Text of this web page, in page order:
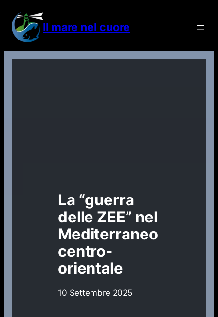
contenuto
Il mare nel cuore
La “guerra
delle ZEE” nel
Mediterraneo
centro-
orientale
10 Settembre 2025